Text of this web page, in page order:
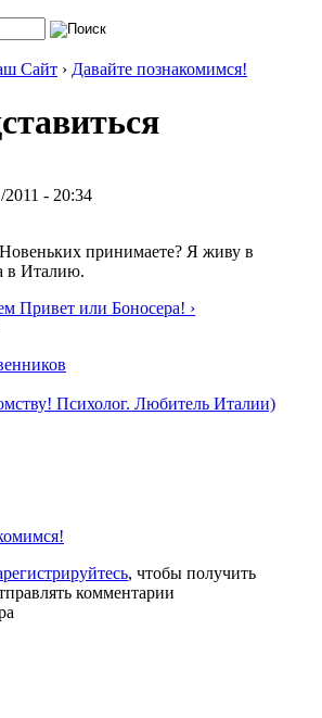
Сайт › Давайте познакомимся!
- 20:34
принимаете? Я живу в
в Италию.
Привет или Боносера! ›
Психолог. Любитель Италии)
, чтобы получить
комментарии